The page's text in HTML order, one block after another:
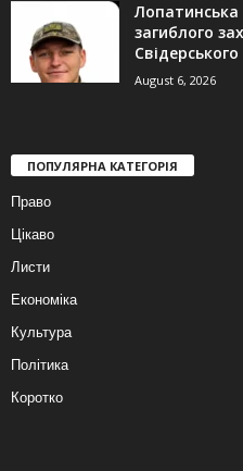
Лопатинська
загиблого
Свідерського
August 6, 2026
ПОПУЛЯРНА КАТЕГОРІЯ
Право
Цікаво
Листи
Економіка
Культура
Політика
Коротко